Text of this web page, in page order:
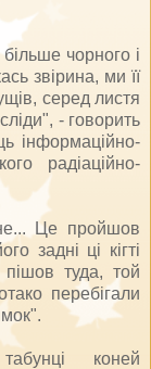
чорного і
звірина, ми її
серед листя
- говорить
інформаційно-
радіаційно-
Це пройшов
задні ці кігті
пішов туда, той
перебігали
коней